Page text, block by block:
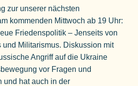
zur unserer nächsten
kommenden Mittwoch ab 19 Uhr:
Friedenspolitik – Jenseits von
und Militarismus. Diskussion mit
Angriff auf die Ukraine
vor Fragen und
und hat auch in der